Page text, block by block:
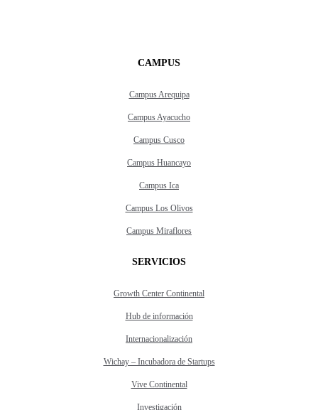
CAMPUS
Campus Arequipa
Campus Ayacucho
Campus Cusco
Campus Huancayo
Campus Ica
Campus Los Olivos
Campus Miraflores
SERVICIOS
Growth Center Continental
Hub de información
Internacionalización
Wichay – Incubadora de Startups
Vive Continental
Investigación